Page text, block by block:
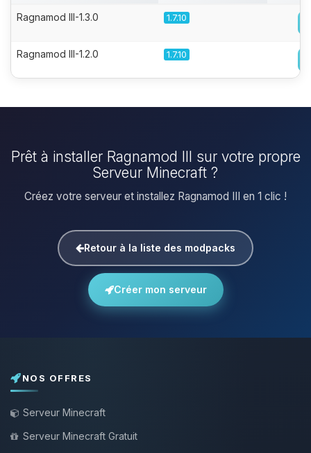
Ragnamod III-1.3.0 1.7.10
Ragnamod III-1.2.0 1.7.10
Prêt à installer Ragnamod III sur votre propre
Serveur Minecraft ?
Créez votre serveur et installez Ragnamod III en 1 clic !
Retour à la liste des modpacks
Créer mon serveur
NOS OFFRES
Serveur Minecraft
Serveur Minecraft Gratuit